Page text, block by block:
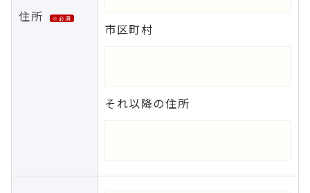
住所 ※必須
市区町村
それ以降の住所